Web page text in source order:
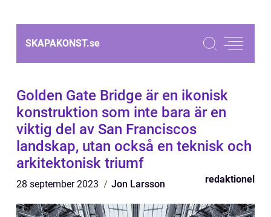
SKAPAKONST.se
Golden Gate Bridge är en ikonisk
konstruktion som inte bara är en
viktig del av San Franciscos
landskap, utan också en teknisk och
arkitektonisk triumf
28 september 2023 Jon Larsson redaktionel